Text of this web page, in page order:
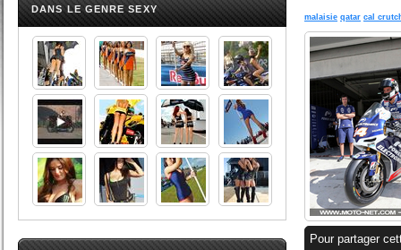
DANS LE GENRE SEXY
malaisie qatar cal
Pour partager